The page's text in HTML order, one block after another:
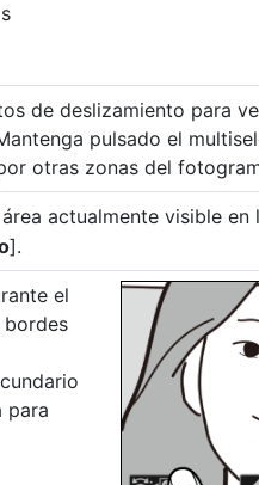
de deslizamiento para
pulsado el
otras zonas del
actualmente visible en
].
el
bordes
para